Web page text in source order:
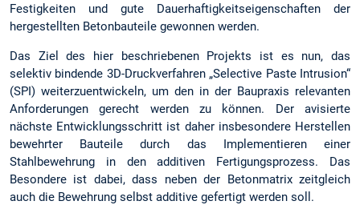
Festigkeiten und gute Dauerhaftigkeitseigenschaften der
hergestellten Betonbauteile gewonnen werden.
Das Ziel des hier beschriebenen Projekts ist es nun, das
selektiv bindende 3D-Druckverfahren „Selective Paste Intrusion“
(SPI) weiterzuentwickeln, um den in der Baupraxis relevanten
Anforderungen gerecht werden zu können. Der avisierte
nächste Entwicklungsschritt ist daher insbesondere Herstellen
bewehrter Bauteile durch das Implementieren einer
Stahlbewehrung in den additiven Fertigungsprozess. Das
Besondere ist dabei, dass neben der Betonmatrix zeitgleich
auch die Bewehrung selbst additive gefertigt werden soll.